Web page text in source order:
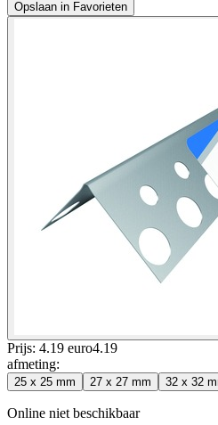
Opslaan in Favorieten
Prijs: 4.19 euro4.19
afmeting:
25 x 25 mm 27 x 27 mm 32 x 32
Online niet beschikbaar